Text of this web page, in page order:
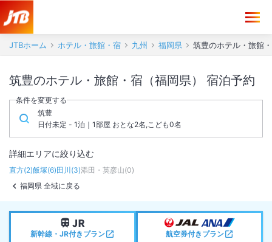
JTBホーム ホテル・旅館・宿 九州 福岡県 筑豊のホテル・旅館
筑豊のホテル・旅館・宿（福岡県） 宿泊予約
条件を変更する
筑豊
日付未定 - 1泊｜1部屋 おとな2名,こども0名
詳細エリアに絞り込む
直方(2)飯塚(6)田川 (3)添田・英彦山(0)
福岡県 全域に戻る
新幹線・JR付きプラン 航空券付きプラン